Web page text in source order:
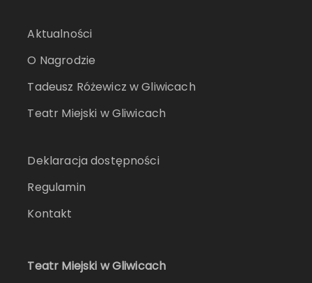
Aktualności
O Nagrodzie
Tadeusz Różewicz w Gliwicach
Teatr Miejski w Gliwicach
Deklaracja dostępności
Regulamin
Kontakt
Teatr Miejski w Gliwicach